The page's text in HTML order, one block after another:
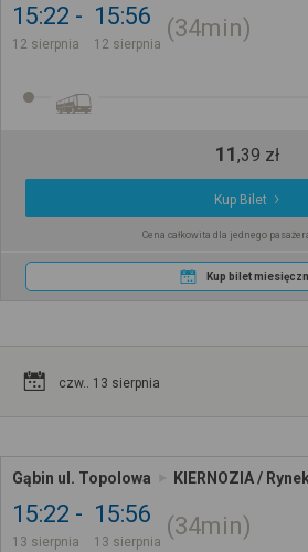
15:22
12 sierpnia
15:56
12 sierpnia
34min
11,39 zł
Kup Bilet
Cena całkowita dla jednego
Kup bilet
czw.. 13 sierpnia
Gąbin ul. Topolowa KIERNOZIA /
15:22
13 sierpnia
15:56
13 sierpnia
34min